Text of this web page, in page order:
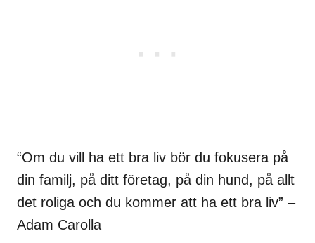
“Om du vill ha ett bra liv bör du fokusera på
din familj, på ditt företag, på din hund, på allt
det roliga och du kommer att ha ett bra liv” –
Adam Carolla